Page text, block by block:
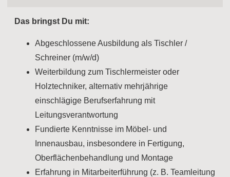
Das bringst Du mit:
Abgeschlossene Ausbildung als Tischler /
Schreiner (m/w/d)
Weiterbildung zum Tischlermeister oder
Holztechniker, alternativ mehrjährige
einschlägige Berufserfahrung mit
Leitungsverantwortung
Fundierte Kenntnisse im Möbel- und
Innenausbau, insbesondere in Fertigung,
Oberflächenbehandlung und Montage
Erfahrung in Mitarbeiterführung (z. B. Teamleitung